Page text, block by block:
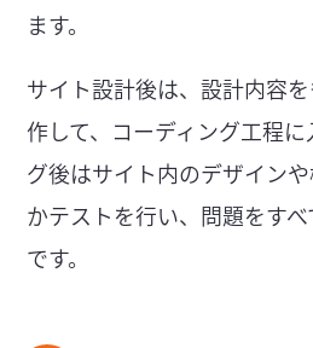
ます。
サイト設計後は、設計内容
作して、コーディング工程
グ後はサイト内のデザイン
かテストを行い、問題をす
です。